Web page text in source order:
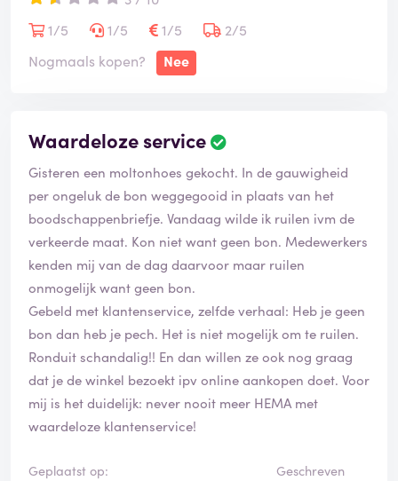
1/5
1/5 1/5
2/5
Nogmaals kopen?
Nee
Waardeloze service
Gisteren een moltonhoes gekocht. In de gauwigheid
per ongeluk de bon weggegooid in plaats van het
boodschappenbriefje. Vandaag wilde ik ruilen ivm de
verkeerde maat. Kon niet want geen bon. Medewerkers
kenden mij van de dag daarvoor maar ruilen
onmogelijk want geen bon.
Gebeld met klantenservice, zelfde verhaal: Heb je geen
bon dan heb je pech. Het is niet mogelijk om te ruilen.
Ronduit schandalig!! En dan willen ze ook nog graag
dat je de winkel bezoekt ipv online aankopen doet. Voor
mij is het duidelijk: never nooit meer HEMA met
waardeloze klantenservice!
Geplaatst op:
Geschreven